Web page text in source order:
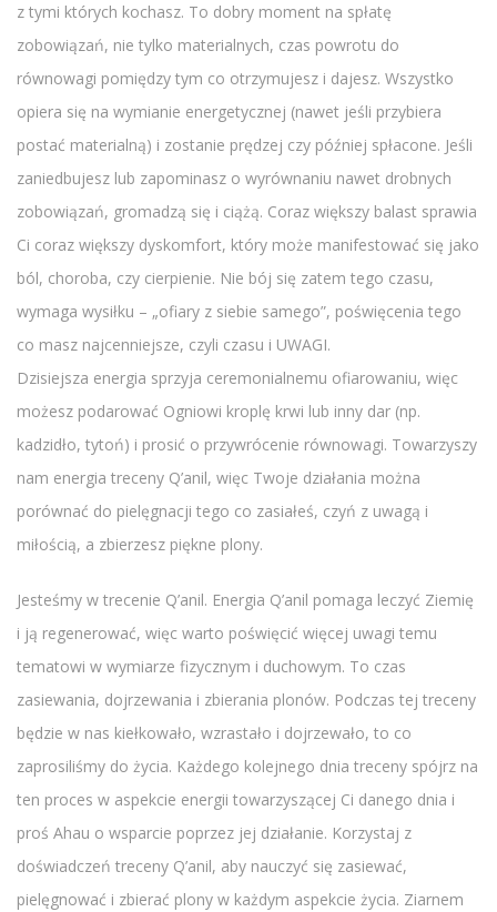
z tymi których kochasz. To dobry moment na spłatę
zobowiązań, nie tylko materialnych, czas powrotu do
równowagi pomiędzy tym co otrzymujesz i dajesz. Wszystko
opiera się na wymianie energetycznej (nawet jeśli przybiera
postać materialną) i zostanie prędzej czy później spłacone. Jeśli
zaniedbujesz lub zapominasz o wyrównaniu nawet drobnych
zobowiązań, gromadzą się i ciążą. Coraz większy balast sprawia
Ci coraz większy dyskomfort, który może manifestować się jako
ból, choroba, czy cierpienie. Nie bój się zatem tego czasu,
wymaga wysiłku – „ofiary z siebie samego”, poświęcenia tego
co masz najcenniejsze, czyli czasu i UWAGI.
Dzisiejsza energia sprzyja ceremonialnemu ofiarowaniu, więc
możesz podarować Ogniowi kroplę krwi lub inny dar (np.
kadzidło, tytoń) i prosić o przywrócenie równowagi. Towarzyszy
nam energia treceny Q’anil, więc Twoje działania można
porównać do pielęgnacji tego co zasiałeś, czyń z uwagą i
miłością, a zbierzesz piękne plony.
Jesteśmy w trecenie Q’anil. Energia Q’anil pomaga leczyć Ziemię
i ją regenerować, więc warto poświęcić więcej uwagi temu
tematowi w wymiarze fizycznym i duchowym. To czas
zasiewania, dojrzewania i zbierania plonów. Podczas tej treceny
będzie w nas kiełkowało, wzrastało i dojrzewało, to co
zaprosiliśmy do życia. Każdego kolejnego dnia treceny spójrz na
ten proces w aspekcie energii towarzyszącej Ci danego dnia i
proś Ahau o wsparcie poprzez jej działanie. Korzystaj z
doświadczeń treceny Q’anil, aby nauczyć się zasiewać,
pielęgnować i zbierać plony w każdym aspekcie życia. Ziarnem